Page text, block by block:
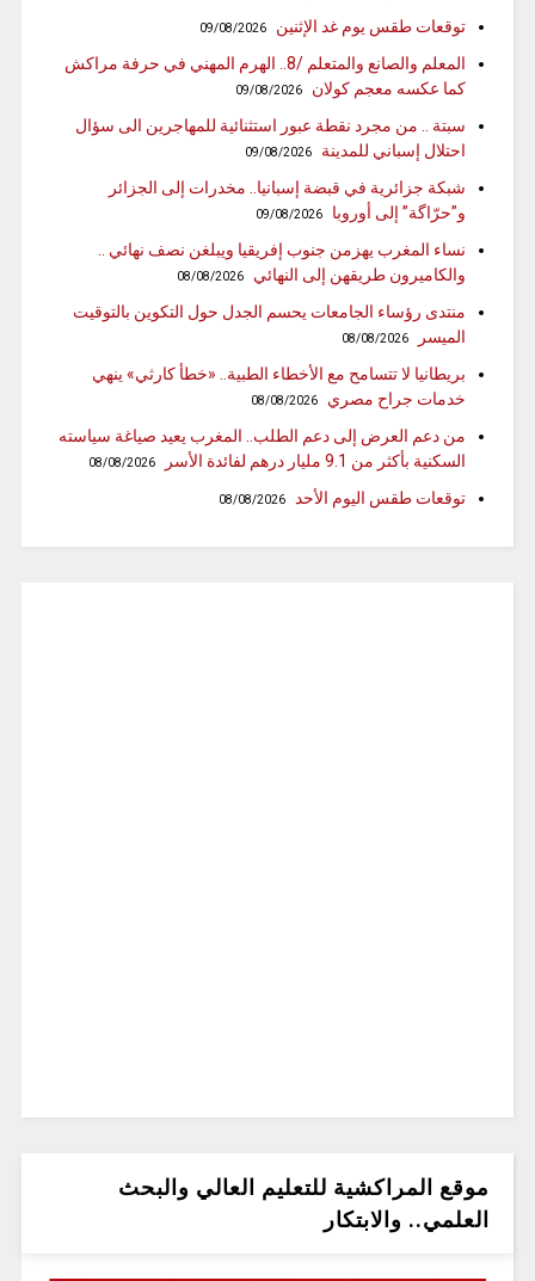
توقعات طقس يوم غد الإثنين 09/08/2026
المعلم والصانع والمتعلم /8.. الهرم المهني في حرفة مراكش
كما عكسه معجم كولان
09/08/2026
سبتة .. من مجرد نقطة عبور استثنائية للمهاجرين الى سؤال
احتلال إسباني للمدينة
09/08/2026
شبكة جزائرية في قبضة إسبانيا.. مخدرات إلى الجزائر
و”حرّاگة” إلى أوروبا
09/08/2026
نساء المغرب يهزمن جنوب إفريقيا ويبلغن نصف نهائي ..
والكاميرون طريقهن إلى النهائي
08/08/2026
منتدى رؤساء الجامعات يحسم الجدل حول التكوين بالتوقيت
الميسر
08/08/2026
بريطانيا لا تتسامح مع الأخطاء الطبية.. «خطأ كارثي» ينهي
خدمات جراح مصري
08/08/2026
من دعم العرض إلى دعم الطلب.. المغرب يعيد صياغة سياسته
السكنية بأكثر من 9.1 مليار درهم لفائدة الأسر
08/08/2026
توقعات طقس اليوم الأحد 08/08/2026
موقع المراكشية للتعليم العالي والبحث
العلمي.. والابتكار